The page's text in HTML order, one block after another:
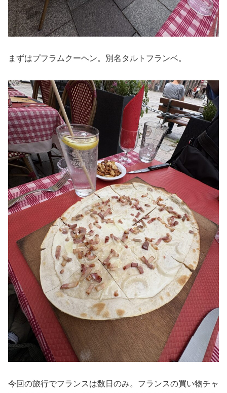
まずはプフラムクーヘン。別名タルトフランベ。
今回の旅行でフランスは数日のみ。フランスの買い物チャ